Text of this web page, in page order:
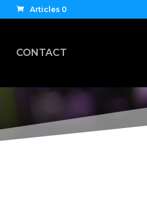
Articles 0
CONTACT